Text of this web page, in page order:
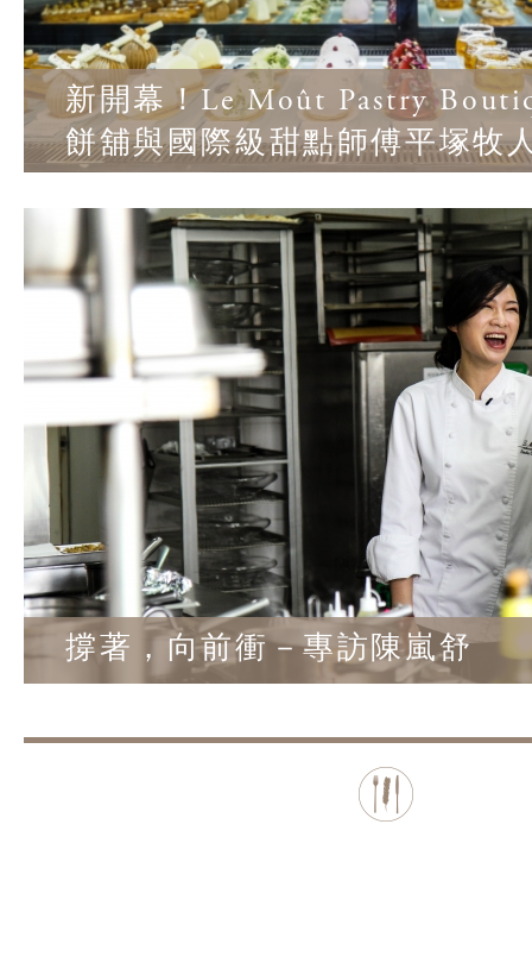
新開幕！Le Moût Pastry
餅舖與國際級甜點師傅平塚牧
撐著，向前衝－專訪陳嵐舒